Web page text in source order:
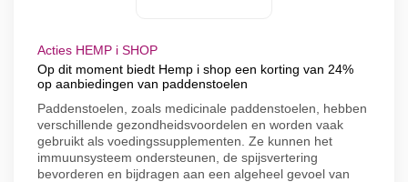
Acties HEMP i SHOP
Op dit moment biedt Hemp i shop een korting van 24%
op aanbiedingen van paddenstoelen
Paddenstoelen, zoals medicinale paddenstoelen, hebben
verschillende gezondheidsvoordelen en worden vaak
gebruikt als voedingssupplementen. Ze kunnen het
immuunsysteem ondersteunen, de spijsvertering
bevorderen en bijdragen aan een algeheel gevoel van